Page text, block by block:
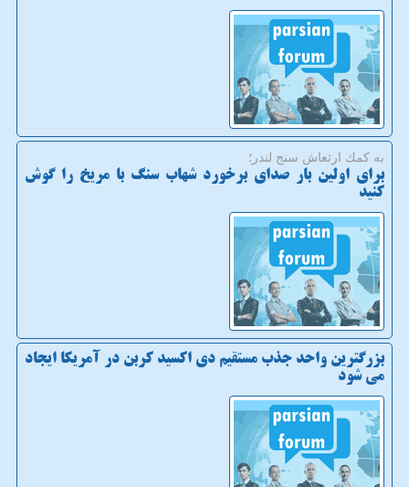
به كمك ارتعاش سنج لندر؛
برای اولین بار صدای برخورد شهاب سنگ با مریخ را گوش
کنید
بزرگترین واحد جذب مستقیم دی اکسید کربن در آمریکا ایجاد
می شود